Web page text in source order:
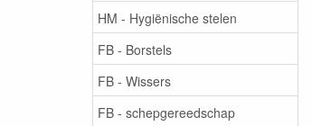
HM - Hygiënische stelen
FB - Borstels
FB - Wissers
FB - schepgereedschap